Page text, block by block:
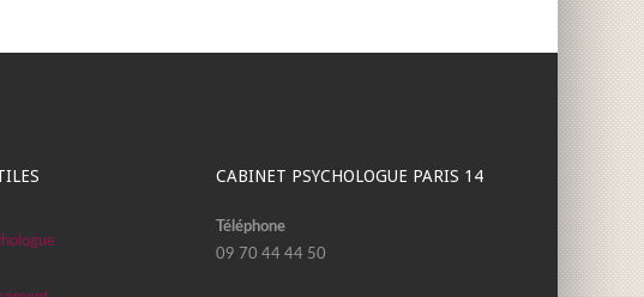
CABINET PSYCHOLOGUE PARIS 14
Téléphone
09 70 44 44 50